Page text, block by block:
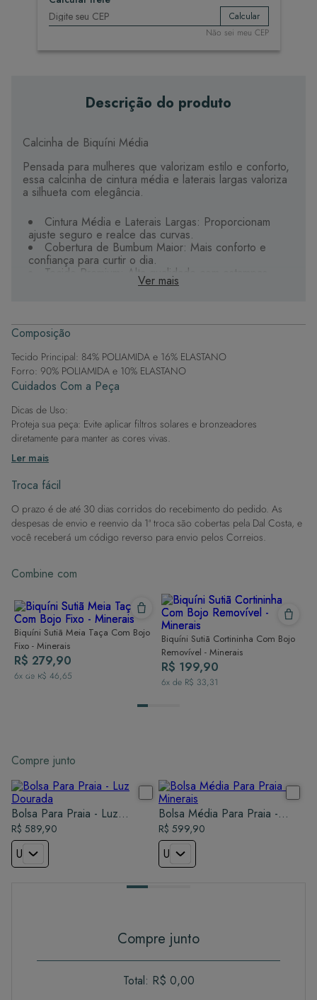
Calcular
Não sei meu CEP
Descrição do produto
Calcinha de Biquíni Média
Pensada para mulheres que valorizam estilo e conforto,
essa calcinha de cintura média e laterais largas valoriza
a silhueta com elegância.
Cintura Média e Laterais Largas: Proporcionam
ajuste seguro e realce das curvas.
Cobertura de Bumbum Maior: Mais conforto e
confiança para curtir o dia.
Tecido Premium: Alta qualidade com estampas
Etiqueta Termocolante: Aplicada diretamente no
tecido para máximo conforto.
Aposte nesta peça para um visual sofisticado e
confortável na praia ou piscina.
Ver mais
Composição
Tecido Principal: 84% POLIAMIDA e 16% ELASTANO
Forro: 90% POLIAMIDA e 10% ELASTANO
Cuidados Com a Peça
Dicas de Uso:
Proteja sua peça: Evite aplicar filtros solares e bronzeadores
diretamente para manter as cores vivas.
Após a piscina: Lembre-se de que o cloro pode desgastar o tecido,
então enxague após sair da água.
Evite superfícies ásperas: Para manter a integridade do tecido, evite
Dicas de Lavagem:
Lave rapidamente: Assim que possível, lave separado de outras peças.
À mão e com cuidado: Use água fria e sabão neutro, evitando máquina
Secagem ideal: Não deixe de molho nem guarde úmido. Seque à
Para cores vibrantes: Lave as peças antes do primeiro uso e siga as
dicas acima para manter as cores radiantes.
Ler mais
Troca fácil
O prazo é de até 30 dias corridos do recebimento do pedido. As
despesas de envio e reenvio da 1ª troca são cobertas pela Dal Costa, e
você receberá um código reverso para envio pelos Correios.
Combine com
Biquíni Sutiã Meia Taça Com Bojo
Fixo - Minerais
R$ 279,90
6x de R$ 46,65
Biquíni Sutiã Cortininha Com Bojo
Removível - Minerais
R$ 199,90
6x de R$ 33,31
Compre junto
Bolsa Para Praia - Luz
Dourada
R$ 589,90
U
Bolsa Média Para Praia -
Minerais
R$ 599,90
U
Compre junto
Total: R$ 0,00